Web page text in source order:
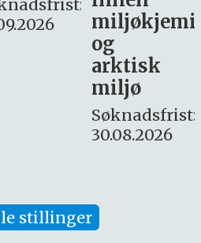
– fast
Søknadsfrist:
16. august.
stillinger